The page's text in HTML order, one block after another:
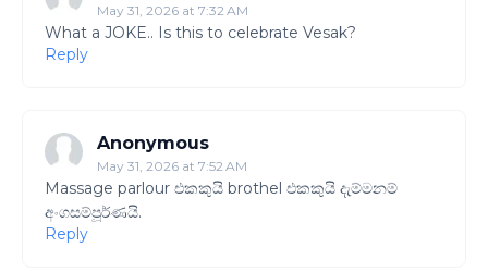
May 31, 2026 at 7:32 AM
What a JOKE.. Is this to celebrate Vesak?
Reply
Anonymous
May 31, 2026 at 7:52 AM
Massage parlour එකකුයි brothel එකකුයි දැම්මනම්
අංගසම්පූර්ණයි.
Reply